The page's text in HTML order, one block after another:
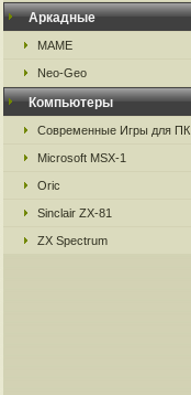
Аркадные
MAME
Neo-Geo
Компьютеры
Современные Игры для ПК
Microsoft MSX-1
Oric
Sinclair ZX-81
ZX Spectrum